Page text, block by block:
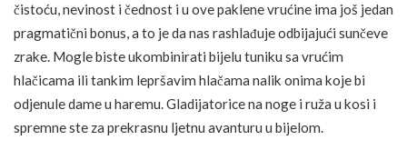
čistoću, nevinost i čednost i u ove paklene vrućine ima još jedan
pragmatični bonus, a to je da nas rashlađuje odbijajući sunčeve
zrake. Mogle biste ukombinirati bijelu tuniku sa vrućim
hlačicama ili tankim lepršavim hlačama nalik onima koje bi
odjenule dame u haremu. Gladijatorice na noge i ruža u kosi i
spremne ste za prekrasnu ljetnu avanturu u bijelom.